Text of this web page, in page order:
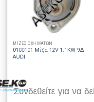
ΜΙΖΕΣ ΟΧΗΜΑΤΩΝ
0100101 Μίζα 12V 1.1KW 9Δ
AUDI
Συνδεθείτε για να